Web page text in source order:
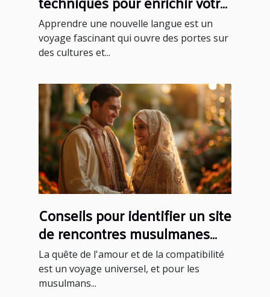
vocabulaire
Apprendre une nouvelle langue est un
voyage fascinant qui ouvre des portes sur
des cultures et...
Conseils pour identifier un site
de rencontres musulmanes
fiable et sérieux
La quête de l'amour et de la compatibilité
est un voyage universel, et pour les
musulmans...